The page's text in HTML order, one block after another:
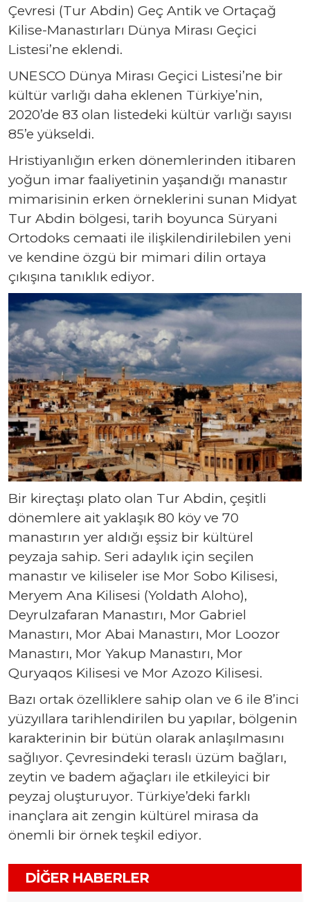
Çevresi (Tur Abdin) Geç Antik ve Ortaçağ
Kilise-Manastırları Dünya Mirası Geçici
Listesi’ne eklendi.
UNESCO Dünya Mirası Geçici Listesi’ne bir
kültür varlığı daha eklenen Türkiye’nin,
2020’de 83 olan listedeki kültür varlığı sayısı
85’e yükseldi.
Hristiyanlığın erken dönemlerinden itibaren
yoğun imar faaliyetinin yaşandığı manastır
mimarisinin erken örneklerini sunan Midyat
Tur Abdin bölgesi, tarih boyunca Süryani
Ortodoks cemaati ile ilişkilendirilebilen yeni
ve kendine özgü bir mimari dilin ortaya
çıkışına tanıklık ediyor.
Bir kireçtaşı plato olan Tur Abdin, çeşitli
dönemlere ait yaklaşık 80 köy ve 70
manastırın yer aldığı eşsiz bir kültürel
peyzaja sahip. Seri adaylık için seçilen
manastır ve kiliseler ise Mor Sobo Kilisesi,
Meryem Ana Kilisesi (Yoldath Aloho),
Deyrulzafaran Manastırı, Mor Gabriel
Manastırı, Mor Abai Manastırı, Mor Loozor
Manastırı, Mor Yakup Manastırı, Mor
Quryaqos Kilisesi ve Mor Azozo Kilisesi.
Bazı ortak özelliklere sahip olan ve 6 ile 8’inci
yüzyıllara tarihlendirilen bu yapılar, bölgenin
karakterinin bir bütün olarak anlaşılmasını
sağlıyor. Çevresindeki teraslı üzüm bağları,
zeytin ve badem ağaçları ile etkileyici bir
peyzaj oluşturuyor. Türkiye’deki farklı
inançlara ait zengin kültürel mirasa da
önemli bir örnek teşkil ediyor.
DIĞER HABERLER